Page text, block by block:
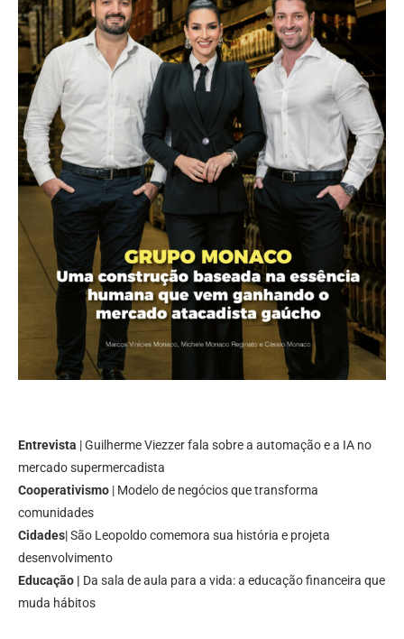
Entrevista | Guilherme Viezzer fala sobre a automação e a IA no
mercado supermercadista
Cooperativismo | Modelo de negócios que transforma
comunidades
Cidades| São Leopoldo comemora sua história e projeta
desenvolvimento
Educação | Da sala de aula para a vida: a educação financeira que
muda hábitos